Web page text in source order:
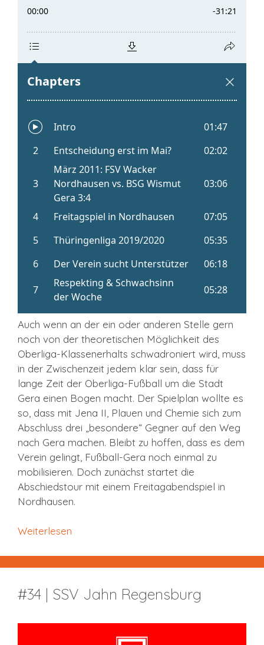
Auch wenn an der ein oder anderen Stelle gern
noch von der theoretischen Möglichkeit des
Oberliga-Klassenerhalts schwadroniert wird, muss
in der Zwischenzeit jedem klar sein, dass für
lange Zeit der Oberliga-Fußball um die Stadt
Gera einen Bogen macht. Der Spielplan wollte es
so, dass mit Jena II, Plauen und Chemie sich zum
Abschluss drei „besondere“ Gegner auf den Weg
nach Gera machen. Bleibt zu hoffen, dass es dem
Verein gelingt, Fußball-Gera noch einmal zu
mobilisieren. Doch zunächst startet die
Abschiedstour mit einem Freitagabendspiel in
Nordhausen.
Weiterlesen
#34 | SSV Jahn Regensburg